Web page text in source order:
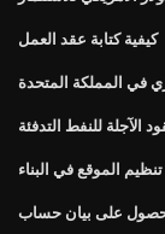
كيفية كتابة عقد العمل
في المملكة المتحدة
الآجلة للنفط التدفئة
الموقع في البناء